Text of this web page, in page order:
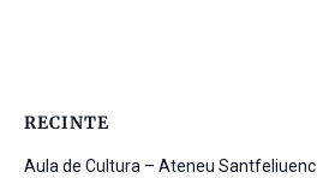
RECINTE
Aula de Cultura – Ateneu Santfeliuenc